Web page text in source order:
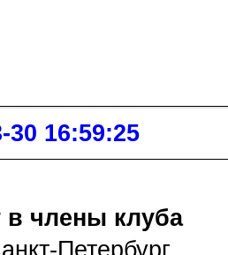
30 16:59:25
в члены клуба